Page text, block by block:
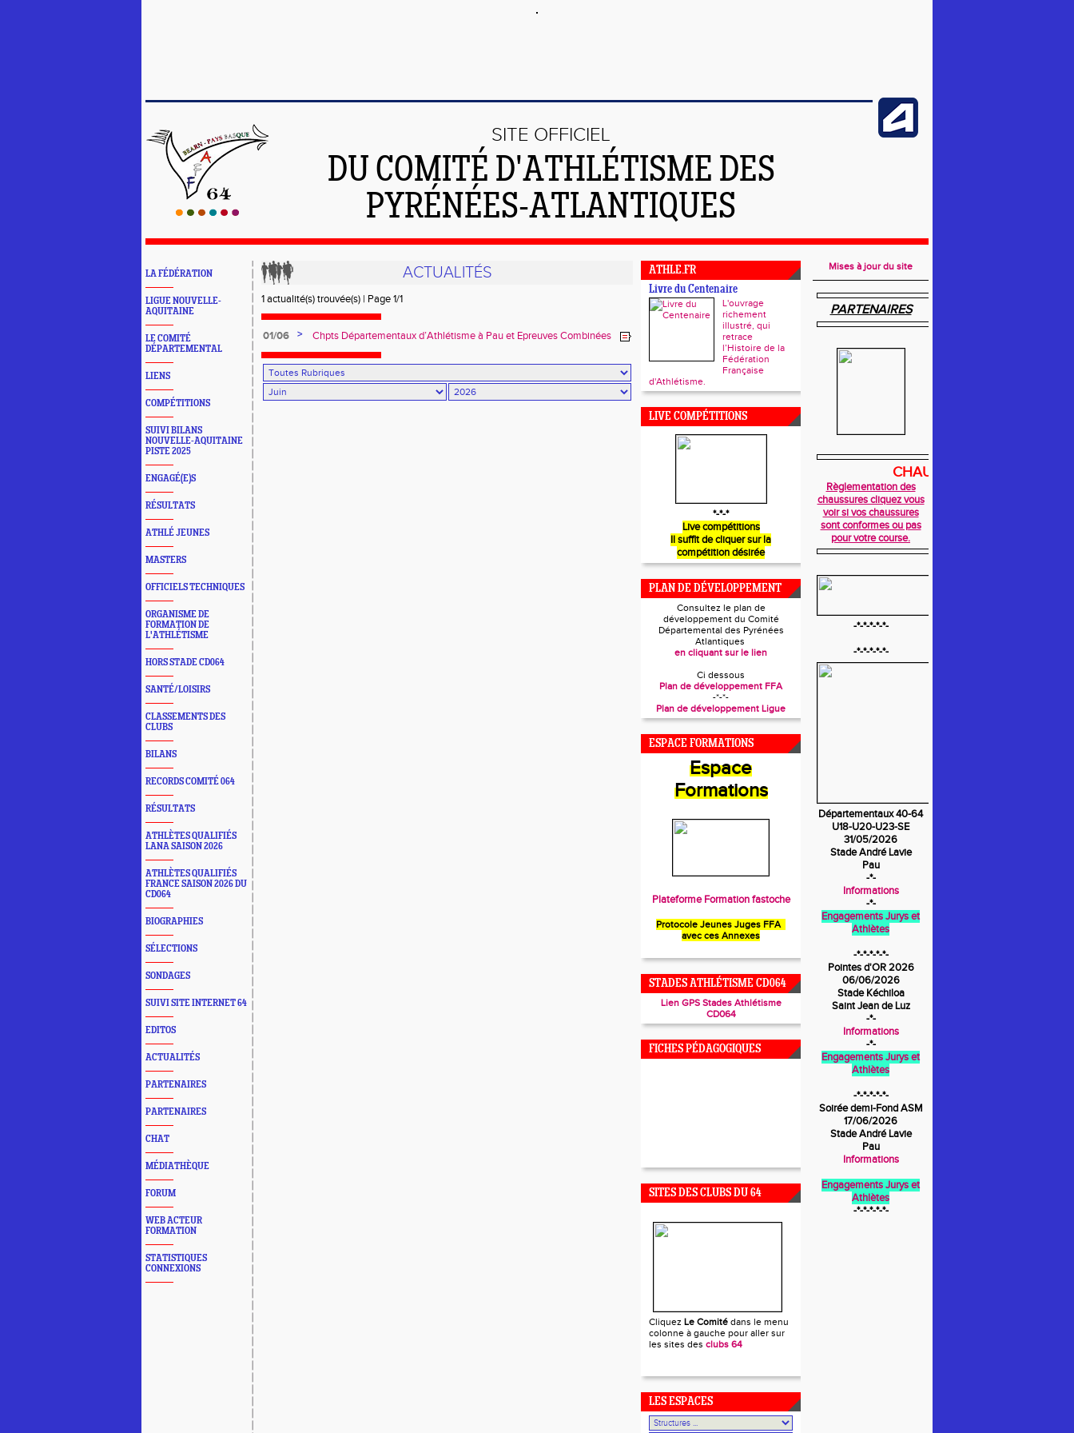
SITE OFFICIEL
DU COMITÉ D'ATHLÉTISME DES
PYRÉNÉES-ATLANTIQUES
LA FÉDÉRATION
LIGUE NOUVELLE-
AQUITAINE
LE COMITÉ
DÉPARTEMENTAL
LIENS
COMPÉTITIONS
SUIVI BILANS
NOUVELLE-AQUITAINE
PISTE 2025
ENGAGÉ(E)S
RÉSULTATS
ATHLÉ JEUNES
MASTERS
OFFICIELS TECHNIQUES
ORGANISME DE
FORMATION DE
L'ATHLÉTISME
HORS STADE CD064
SANTÉ/LOISIRS
CLASSEMENTS DES
CLUBS
BILANS
RECORDS COMITÉ 064
RÉSULTATS
ATHLÈTES QUALIFIÉS
LANA SAISON 2026
ATHLÈTES QUALIFIÉS
FRANCE SAISON 2026 DU
CD064
BIOGRAPHIES
SÉLECTIONS
SONDAGES
SUIVI SITE INTERNET 64
EDITOS
ACTUALITÉS
PARTENAIRES
PARTENAIRES
CHAT
MÉDIATHÈQUE
FORUM
WEB ACTEUR
FORMATION
STATISTIQUES
CONNEXIONS
ACTUALITÉS
1 actualité(s) trouvée(s) | Page 1/1
01/06 >
Chpts Départementaux d’Athlétisme à Pau et Epreuves Combinées
ATHLE.FR
Livre du Centenaire
L'ouvrage
richement
illustré, qui
retrace
l’Histoire de la
Fédération
Française
d'Athlétisme.
LIVE COMPÉTITIONS
*-*-*
Live compétitions
Il suffit de cliquer sur la
compétition désirée
PLAN DE DÉVELOPPEMENT
Consultez le plan de
développement du Comité
Départemental des Pyrénées
Atlantiques
en cliquant sur le lien
Ci dessous
Plan de développement FFA
-*-*-
Plan de développement Ligue
ESPACE FORMATIONS
Espace
Formations
Plateforme Formation fastoche
Protocole Jeunes Juges FFA
avec ces Annexes
STADES ATHLÉTISME CD064
Lien GPS Stades Athlétisme
CD064
FICHES PÉDAGOGIQUES
SITES DES CLUBS DU 64
Cliquez Le Comité dans le menu
colonne à gauche pour aller sur
les sites des clubs 64
LES ESPACES
Mises à jour du site
PARTENAIRES
CHAUSSURES
Règlementation des
chaussures cliquez vous
voir si vos chaussures
sont conformes ou pas
pour votre course.
-*-*-*-*-*-
-*-*-*-*-*-
Départementaux 40-64
U18-U20-U23-SE
31/05/2026
Stade André Lavie
Pau
-*-
Informations
-*-
Engagements Jurys et
Athlètes
-*-*-*-*-*-
Pointes d'OR 2026
06/06/2026
Stade Kéchiloa
Saint Jean de Luz
-*-
Informations
-*-
Engagements Jurys et
Athlètes
-*-*-*-*-*-
Soirée demi-Fond ASM
17/06/2026
Stade André Lavie
Pau
Informations
Engagements Jurys et
Athlètes
-*-*-*-*-*-